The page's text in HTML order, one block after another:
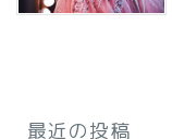
最近の投稿